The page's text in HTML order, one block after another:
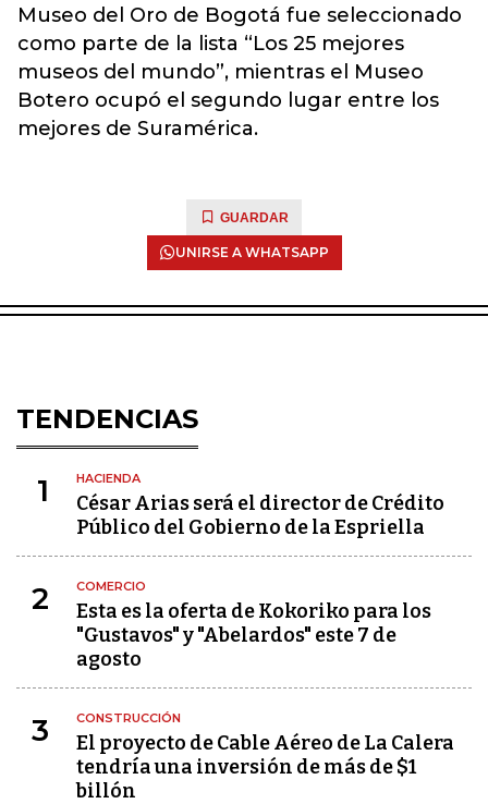
Museo del Oro de Bogotá fue seleccionado
como parte de la lista “Los 25 mejores
museos del mundo”, mientras el Museo
Botero ocupó el segundo lugar entre los
mejores de Suramérica.
GUARDAR
UNIRSE A WHATSAPP
TENDENCIAS
1 HACIENDA
César Arias será el director de Crédito
Público del Gobierno de la Espriella
2 COMERCIO
Esta es la oferta de Kokoriko para los
"Gustavos" y "Abelardos" este 7 de
agosto
3 CONSTRUCCIÓN
El proyecto de Cable Aéreo de La Calera
tendría una inversión de más de $1
billón